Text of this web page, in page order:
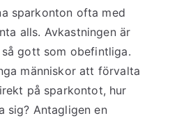
sparkonton ofta med
alls. Avkastningen är
gott som obefintliga.
människor att förvalta
på sparkontot, hur
sig? Antagligen en